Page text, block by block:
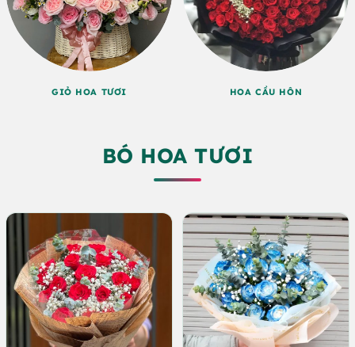
GIỎ HOA TƯƠI HOA CẦU HÔN
BÓ HOA TƯƠI